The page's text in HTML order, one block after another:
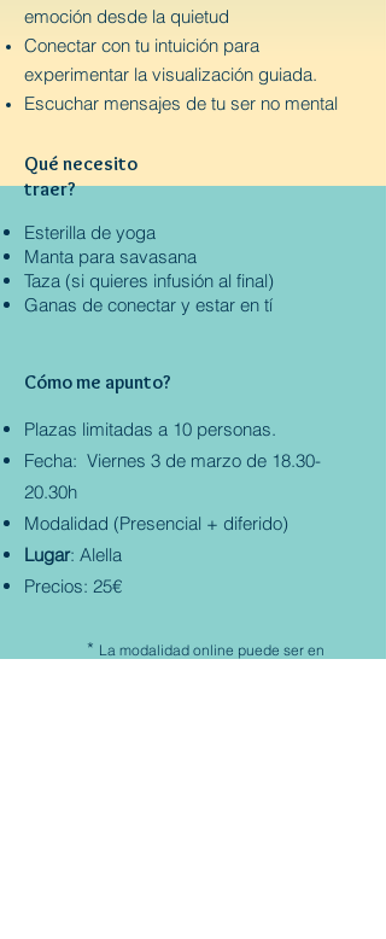
emoción desde la quietud
Conectar con tu intuición para
experimentar la visualización guiada.
Escuchar mensajes de tu ser no mental
Qué necesito
traer?
Esterilla de yoga
Manta para savasana
Taza (si quieres infusión al final)
Ganas de conectar y estar en tí
Plazas limitadas a 10 personas.
Fecha: Viernes 3 de marzo de 18.30-
20.30h
Modalidad (Presencial + diferido)
Lugar: Alella
Precios: 25€
* La modalidad online puede ser en
​Cómo me apunto?